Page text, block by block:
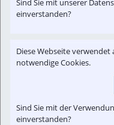
Politik und Verwaltung.
Interessensgruppen
Sind Sie mit unserer
einverstanden?
Diese Webseite
notwendige Cookies.
Sind Sie mit der
einverstanden?